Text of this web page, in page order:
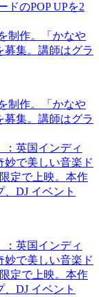
ドのPOP UPを2
制作。「かなや
募集。講師はグラ
制作。「かなや
募集。講師はグラ
：英国インディ
妙で美しい音楽ド
定で上映。本作
DJ イベント
：英国インディ
妙で美しい音楽ド
定で上映。本作
DJ イベント